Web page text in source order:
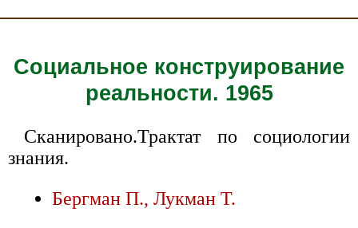
Социальное конструирование
реальности. 1965
Сканировано.Трактат по социологии
знания.
Бергман П., Лукман Т.